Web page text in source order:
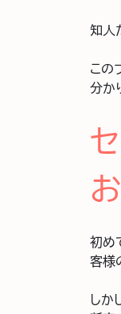
知人
この
分か
初め
客様
しか